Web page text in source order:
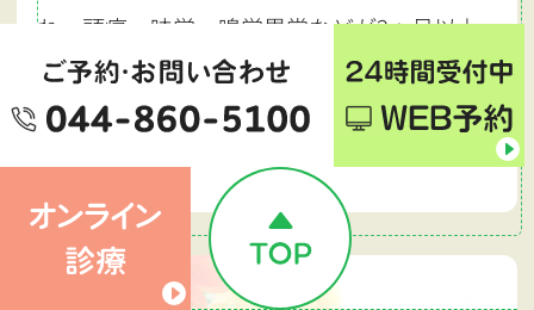
れ、頭痛、味覚・嗅覚異常などが2ヵ月以上
続く状態を、コロナ後遺症といいます。長引
く症状でお困りのかたはお気軽にご相談くだ
さい。